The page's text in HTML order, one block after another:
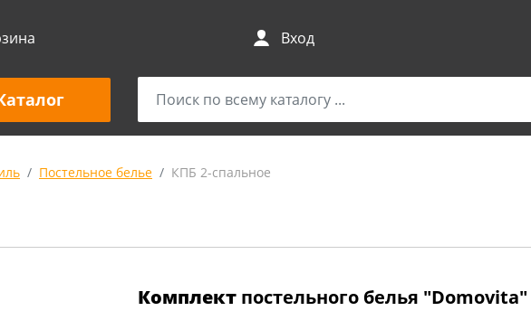
Вход
Постельное белье КПБ 2-спальное
Комплект постельного белья